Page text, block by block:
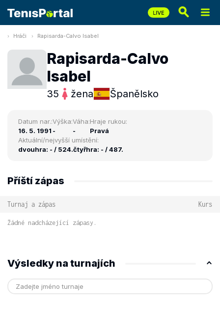
Hráči Rapisarda-Calvo Isabel
Rapisarda-Calvo
Isabel
35 žena Španělsko
Datum nar.:
16. 5. 1991
Výška:
-
Váha:
-
Hraje rukou:
Pravá
Aktuální/nejvyšší umístění:
dvouhra: - / 524.čtyřhra: - / 487.
Příští zápas
Turnaj a zápas Kurs
Žádné nadcházející zápasy.
Výsledky na turnajích